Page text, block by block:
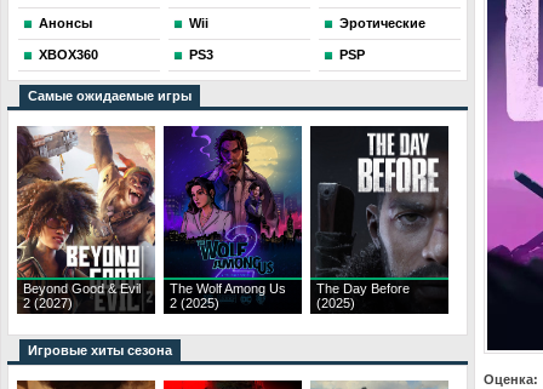
Анонсы Wii Эротические
XBOX360 PS3 PSP
Самые ожидаемые игры
Beyond Good & Evil
2 (2027)
The Wolf Among Us
2 (2025)
The Day Before
(2025)
Игровые хиты сезона
Оценка: